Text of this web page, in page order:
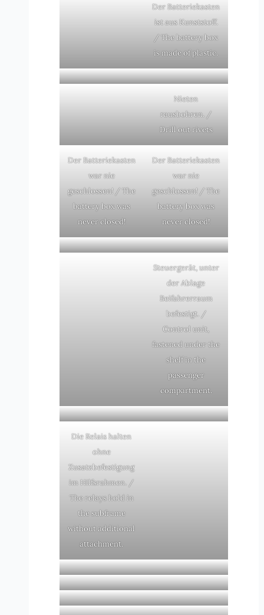
Der Batteriekasten
ist aus Kunststoff.
/ The battery box
is made of plastic.
Nieten
rausbohren. /
Drill out rivets
Der Batteriekasten
war nie
geschlossen! / The
battery box was
never closed!
Der Batteriekasten
war nie
geschlossen! / The
battery box was
never closed!
Steuergerät, unter
der Ablage
Beifahrerraum
befestigt. /
Control unit,
fastened under the
shelf in the
passenger
compartment.
Die Relais halten
ohne
Zusatzbefestigung
im Hilfsrahmen. /
The relays hold in
the subframe
without additional
attachment.